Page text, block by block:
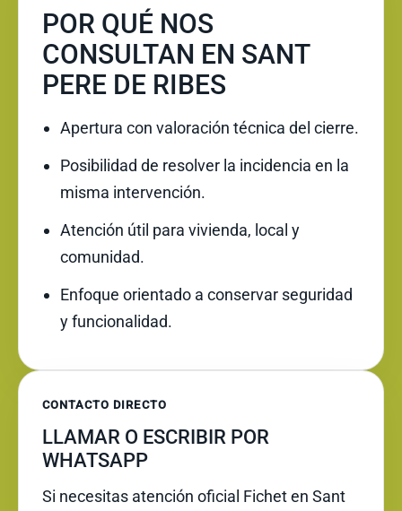
POR QUÉ NOS
CONSULTAN EN SANT
PERE DE RIBES
Apertura con valoración técnica del cierre.
Posibilidad de resolver la incidencia en la
misma intervención.
Atención útil para vivienda, local y
comunidad.
Enfoque orientado a conservar seguridad
y funcionalidad.
CONTACTO DIRECTO
LLAMAR O ESCRIBIR POR
WHATSAPP
Si necesitas atención oficial Fichet en Sant